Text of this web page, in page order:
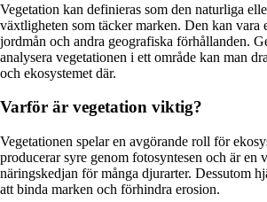
Vegetation kan definieras som den naturliga
växtligheten som täcker marken. Den kan vara
jordmån och andra geografiska förhållanden.
analysera vegetationen i ett område kan man
och ekosystemet där.
Varför är vegetation viktig?
Vegetationen spelar en avgörande roll för
producerar syre genom fotosyntesen och är en
näringskedjan för många djurarter. Dessutom
att binda marken och förhindra erosion.